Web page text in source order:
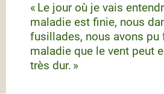
« Le jour où je vais
maladie est finie, nous
fusillades, nous avons pu
maladie que le vent peut
très dur. »